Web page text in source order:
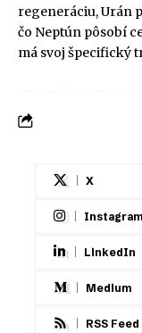
regeneráciu, Urán
čo Neptún pôsobí
má svoj špecifický
X
Instagram
LinkedIn
Medium
RSS Feed